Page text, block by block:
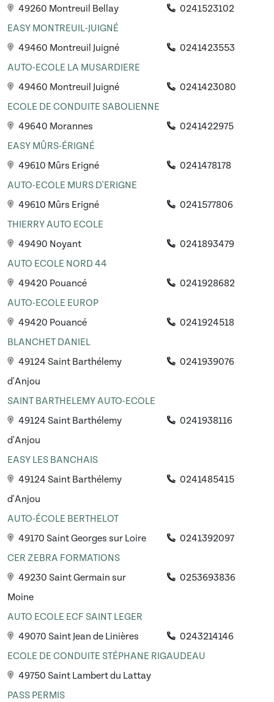
49260 Montreuil Bellay
0241523102
EASY MONTREUIL-JUIGNÉ
49460 Montreuil Juigné
0241423553
AUTO-ECOLE LA MUSARDIERE
49460 Montreuil Juigné
0241423080
ECOLE DE CONDUITE SABOLIENNE
49640 Morannes
0241422975
EASY MÛRS-ÉRIGNÉ
49610 Mûrs Erigné
0241478178
AUTO-ECOLE MURS D'ERIGNE
49610 Mûrs Erigné
0241577806
THIERRY AUTO ECOLE
49490 Noyant
0241893479
AUTO ECOLE NORD 44
49420 Pouancé
0241928682
AUTO-ECOLE EUROP
49420 Pouancé
0241924518
BLANCHET DANIEL
49124 Saint Barthélemy
d'Anjou
0241939076
SAINT BARTHELEMY AUTO-ECOLE
49124 Saint Barthélemy
d'Anjou
0241938116
EASY LES BANCHAIS
49124 Saint Barthélemy
d'Anjou
0241485415
AUTO-ÉCOLE BERTHELOT
49170 Saint Georges sur Loire
0241392097
CER ZEBRA FORMATIONS
49230 Saint Germain sur
Moine
0253693836
AUTO ECOLE ECF SAINT LEGER
49070 Saint Jean de Linières
0243214146
ECOLE DE CONDUITE STÉPHANE RIGAUDEAU
49750 Saint Lambert du Lattay
PASS PERMIS